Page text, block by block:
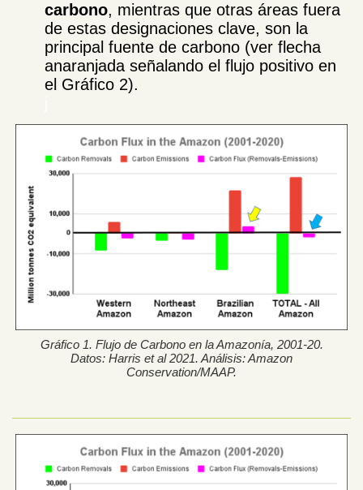
carbono, mientras que otras áreas fuera
de estas designaciones clave, son la
principal fuente de carbono (ver flecha
anaranjada señalando el flujo positivo en
el Gráfico 2).
Gráfico 1. Flujo de Carbono en la Amazonía, 2001-20.
Datos: Harris et al 2021. Análisis: Amazon
Conservation/MAAP.